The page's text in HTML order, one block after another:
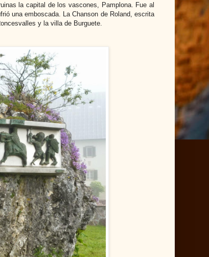
la capital de los vascones, Pamplona. Fue al
una emboscada. La Chanson de Roland, escrita
y la villa de Burguete.